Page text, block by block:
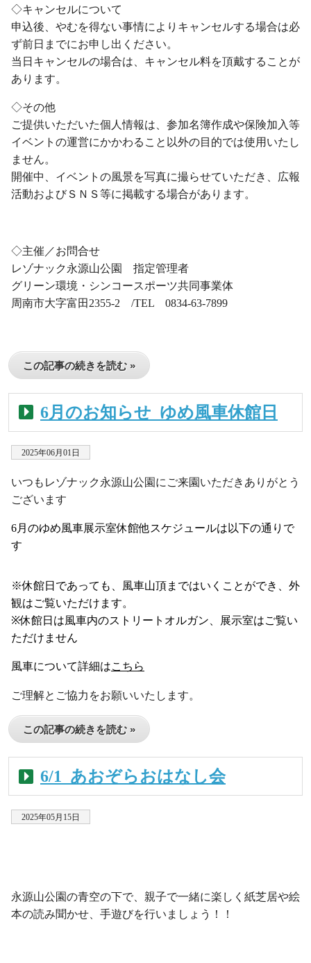
◇キャンセルについて
申込後、やむを得ない事情によりキャンセルする場合は必
ず前日までにお申し出ください。
当日キャンセルの場合は、キャンセル料を頂戴することが
あります。
◇その他
ご提供いただいた個人情報は、参加名簿作成や保険加入等
イベントの運営にかかわること以外の目的では使用いたし
ません。
開催中、イベントの風景を写真に撮らせていただき、広報
活動およびＳＮＳ等に掲載する場合があります。
◇主催／お問合せ
レゾナック永源山公園 指定管理者
グリーン環境・シンコースポーツ共同事業体
周南市大字富田2355-2 /TEL 0834-63-7899
この記事の続きを読む »
6月のお知らせ_ゆめ風車休館日
2025年06月01日
いつもレゾナック永源山公園にご来園いただきありがとう
ございます
6月のゆめ風車展示室休館他スケジュールは以下の通りで
す
※休館日であっても、風車山頂まではいくことができ、外
観はご覧いただけます。
※休館日は風車内のストリートオルガン、展示室はご覧い
ただけません
風車について詳細はこちら
ご理解とご協力をお願いいたします。
この記事の続きを読む »
6/1_あおぞらおはなし会
2025年05月15日
永源山公園の青空の下で、親子で一緒に楽しく紙芝居や絵
本の読み聞かせ、手遊びを行いましょう！！